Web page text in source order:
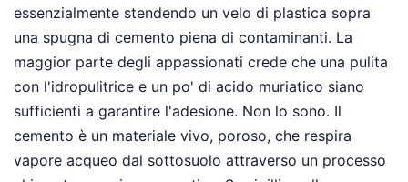
essenzialmente stendendo un velo di plastica sopra
una spugna di cemento piena di contaminanti. La
maggior parte degli appassionati crede che una pulita
con l'idropulitrice e un po' di acido muriatico siano
sufficienti a garantire l'adesione. Non lo sono. Il
cemento è un materiale vivo, poroso, che respira
vapore acqueo dal sottosuolo attraverso un processo